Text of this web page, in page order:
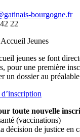
bourgogne.fr
22
Jeunes
jeunes se font
pour une première
un dossier au
toute nouvelle
(vaccinations)
décision de justice en